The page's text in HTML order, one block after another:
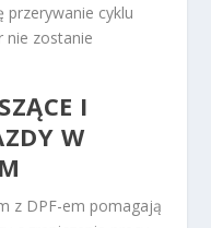
przerywanie cyklu
nie zostanie
I
W
z DPF-em pomagają